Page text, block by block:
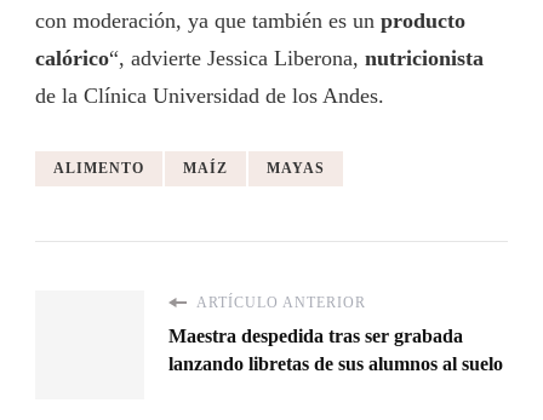
con moderación, ya que también es un producto
calórico“, advierte Jessica Liberona, nutricionista
de la Clínica Universidad de los Andes.
ALIMENTO MAÍZ MAYAS
ARTÍCULO ANTERIOR
Maestra despedida tras ser grabada
lanzando libretas de sus alumnos al suelo